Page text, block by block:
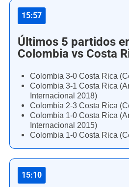
15:57
Últimos 5 partidos
Colombia vs Costa
Colombia 3-0 Costa Rica
Colombia 3-1 Costa Rica
Internacional 2018)
Colombia 2-3 Costa Rica
Colombia 1-0 Costa Rica
Internacional 2015)
Colombia 1-0 Costa Rica
15:10